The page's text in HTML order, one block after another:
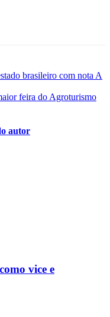
brasileiro com nota A
feira do Agroturismo
autor
vice e